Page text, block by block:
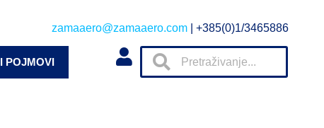
zamaaero@zamaaero.com | +385(0)1/3465886
POJMOVI